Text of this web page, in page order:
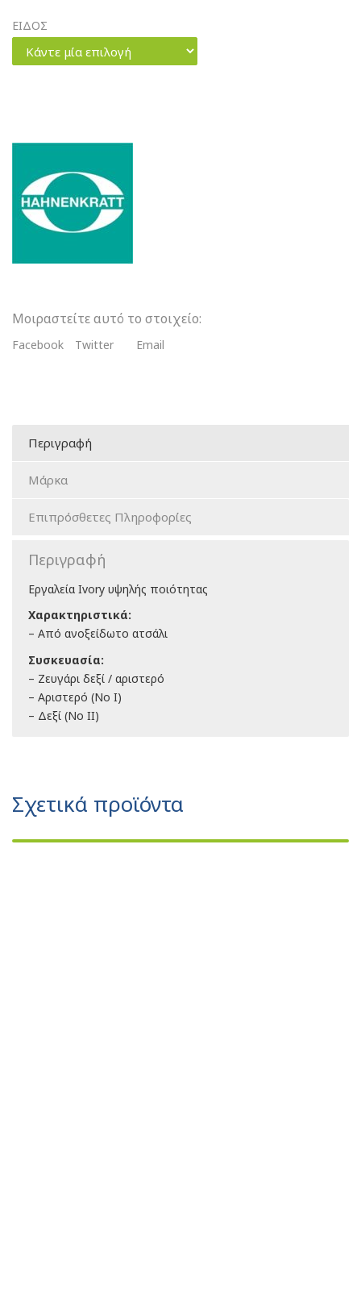
ΕΙΔΟΣ
Κάντε μία επιλογή
Ζευγάρι
Δεξί
Αριστερό
ποσότητα
Μοιραστείτε αυτό το στοιχείο:
Facebook Twitter Email
Περιγραφή
Μάρκα
Επιπρόσθετες Πληροφορίες
Περιγραφή
Εργαλεία Ivory υψηλής ποιότητας
Χαρακτηριστικά:
– Από ανοξείδωτο ατσάλι
Συσκευασία:
– Ζευγάρι δεξί / αριστερό
– Αριστερό (Νο Ι)
– Δεξί (Νο ΙΙ)
Σχετικά προϊόντα